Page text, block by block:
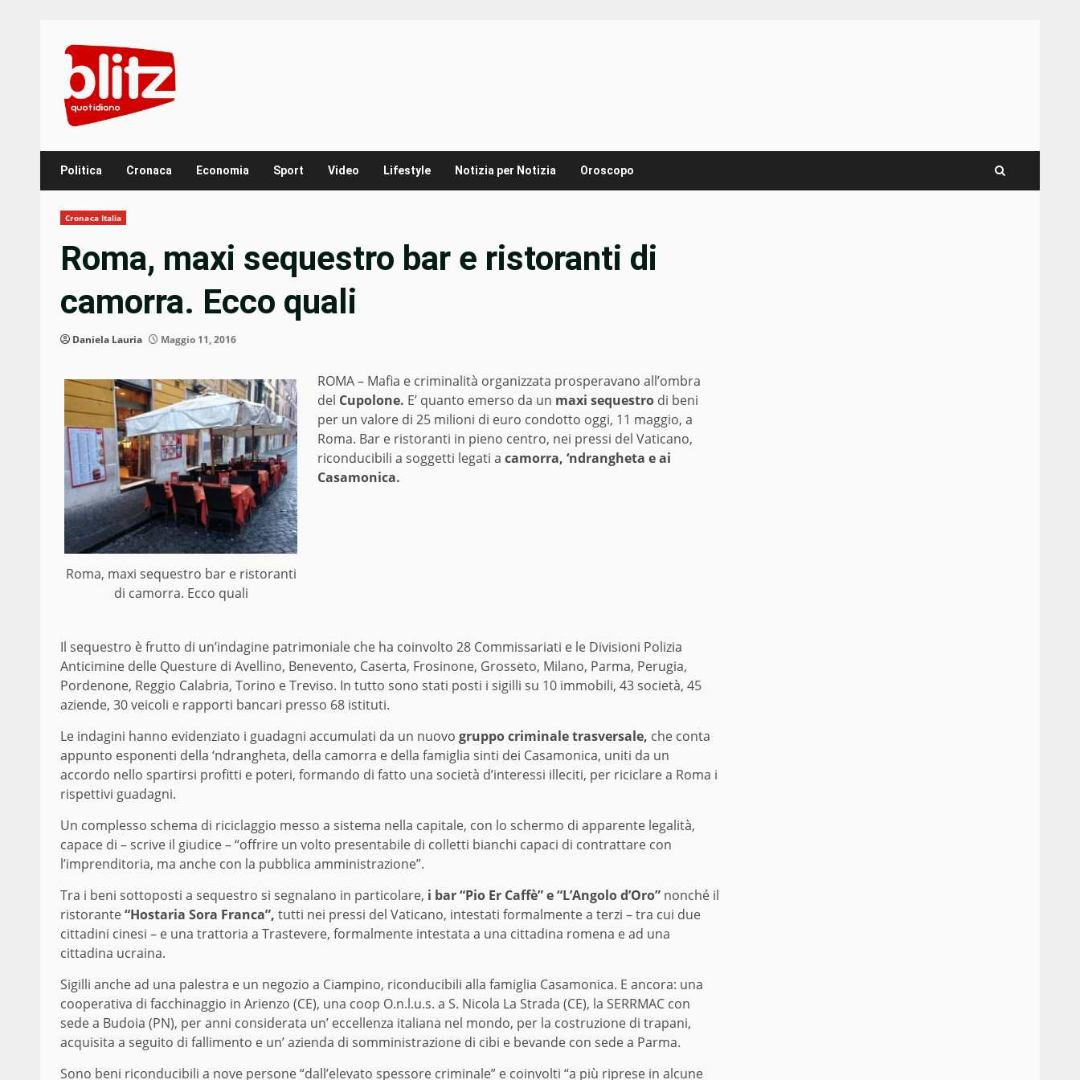
content
Politica Cronaca Economia Sport Video Lifestyle Notizia per Notizia Oroscopo
Cronaca Italia
Roma, maxi sequestro bar e ristoranti di
camorra. Ecco quali
Daniela Lauria Maggio 11, 2016
Roma, maxi sequestro bar e ristoranti
di camorra. Ecco quali
ROMA – Mafia e criminalità organizzata prosperavano all’ombra
del Cupolone. E’ quanto emerso da un maxi sequestro di beni
per un valore di 25 milioni di euro condotto oggi, 11 maggio, a
Roma. Bar e ristoranti in pieno centro, nei pressi del Vaticano,
riconducibili a soggetti legati a camorra, ‘ndrangheta e ai
Casamonica.
Il sequestro è frutto di un’indagine patrimoniale che ha coinvolto 28 Commissariati e le Divisioni Polizia
Anticimine delle Questure di Avellino, Benevento, Caserta, Frosinone, Grosseto, Milano, Parma, Perugia,
Pordenone, Reggio Calabria, Torino e Treviso. In tutto sono stati posti i sigilli su 10 immobili, 43 società, 45
aziende, 30 veicoli e rapporti bancari presso 68 istituti.
Le indagini hanno evidenziato i guadagni accumulati da un nuovo gruppo criminale trasversale, che conta
appunto esponenti della ‘ndrangheta, della camorra e della famiglia sinti dei Casamonica, uniti da un
accordo nello spartirsi profitti e poteri, formando di fatto una società d’interessi illeciti, per riciclare a Roma i
rispettivi guadagni.
Un complesso schema di riciclaggio messo a sistema nella capitale, con lo schermo di apparente legalità,
capace di – scrive il giudice – “offrire un volto presentabile di colletti bianchi capaci di contrattare con
l’imprenditoria, ma anche con la pubblica amministrazione”.
Tra i beni sottoposti a sequestro si segnalano in particolare, i bar “Pio Er Caffè” e “L’Angolo d’Oro” nonché il
ristorante“Hostaria Sora Franca”, tutti nei pressi del Vaticano, intestati formalmente a terzi – tra cui due
cittadini cinesi – e una trattoria a Trastevere, formalmente intestata a una cittadina romena e ad una
cittadina ucraina.
Sigilli anche ad una palestra e un negozio a Ciampino, riconducibili alla famiglia Casamonica. E ancora: una
cooperativa di facchinaggio in Arienzo (CE), una coop O.n.l.u.s. a S. Nicola La Strada (CE), la SERRMAC con
sede a Budoia (PN), per anni considerata un’ eccellenza italiana nel mondo, per la costruzione di trapani,
acquisita a seguito di fallimento e un’ azienda di somministrazione di cibi e bevande con sede a Parma.
Sono beni riconducibili a nove persone “dall’elevato spessore criminale” e coinvolti “a più riprese in alcune